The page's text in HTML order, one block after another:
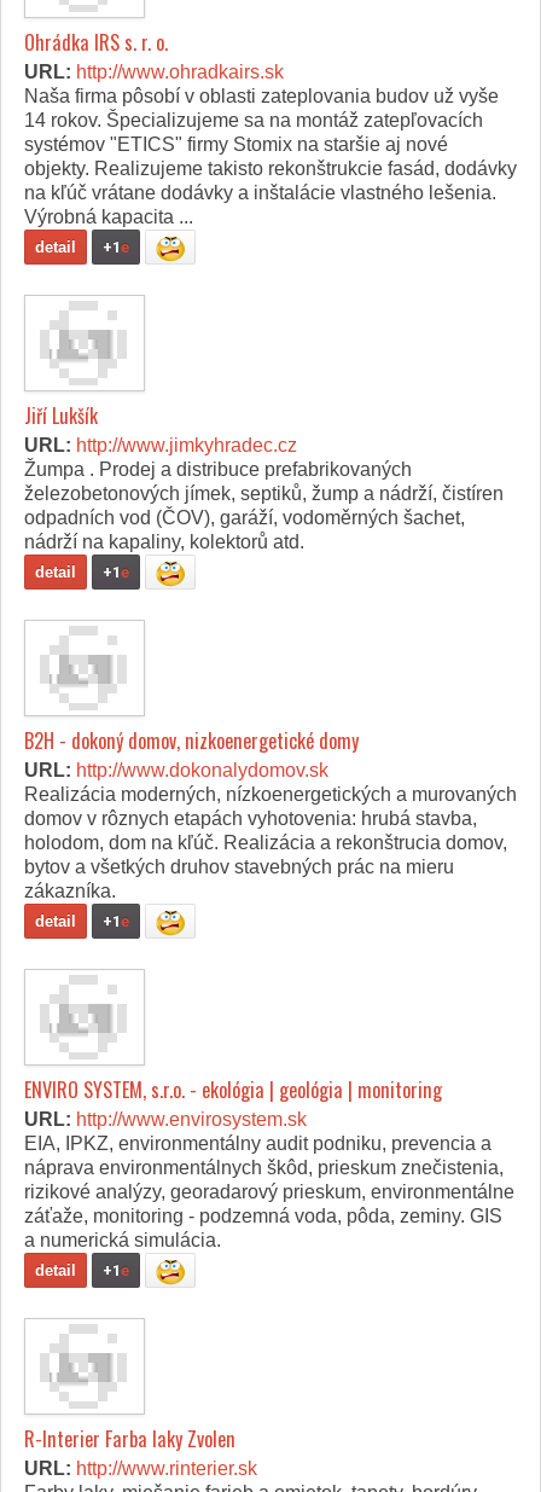
Ohrádka IRS s. r. o.
URL: http://www.ohradkairs.sk
Naša firma pôsobí v oblasti zateplovania budov už vyše
14 rokov. Špecializujeme sa na montáž zatepľovacích
systémov "ETICS" firmy Stomix na staršie aj nové
objekty. Realizujeme takisto rekonštrukcie fasád, dodávky
na kľúč vrátane dodávky a inštalácie vlastného lešenia.
Výrobná kapacita ...
detail +1e
Jiří Lukšík
URL: http://www.jimkyhradec.cz
Žumpa . Prodej a distribuce prefabrikovaných
železobetonových jímek, septiků, žump a nádrží, čistíren
odpadních vod (ČOV), garáží, vodoměrných šachet,
nádrží na kapaliny, kolektorů atd.
detail +1e
B2H - dokoný domov, nizkoenergetické domy
URL: http://www.dokonalydomov.sk
Realizácia moderných, nízkoenergetických a murovaných
domov v rôznych etapách vyhotovenia: hrubá stavba,
holodom, dom na kľúč. Realizácia a rekonštrucia domov,
bytov a všetkých druhov stavebných prác na mieru
zákazníka.
detail +1e
ENVIRO SYSTEM, s.r.o. - ekológia | geológia | monitoring
URL: http://www.envirosystem.sk
EIA, IPKZ, environmentálny audit podniku, prevencia a
náprava environmentálnych škôd, prieskum znečistenia,
rizikové analýzy, georadarový prieskum, environmentálne
záťaže, monitoring - podzemná voda, pôda, zeminy. GIS
a numerická simulácia.
detail +1e
R-Interier Farba laky Zvolen
URL: http://www.rinterier.sk